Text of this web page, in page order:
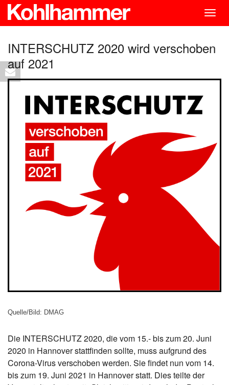
INTERSCHUTZ 2020 wird verschoben
auf 2021
Quelle/Bild: DMAG
Die INTERSCHUTZ 2020, die vom 15.- bis zum 20. Juni
2020 in Hannover stattfinden sollte, muss aufgrund des
Corona-Virus verschoben werden. Sie findet nun vom 14.
bis zum 19. Juni 2021 in Hannover statt. Dies teilte der